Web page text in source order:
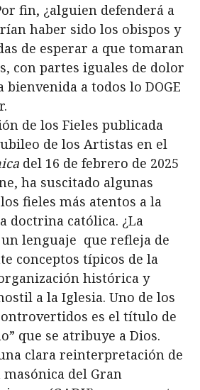
fin, ¿alguien defenderá a
haber sido los obispos y
de esperar a que tomaran
con partes iguales de dolor
a todos lo DOGE
de los Fieles publicada
de los Artistas en el
del 16 de febrero de 2025
ha suscitado algunas
fieles más atentos a la
doctrina católica. ¿La
un lenguaje que refleja de
conceptos típicos de la
histórica y
a la Iglesia. Uno de los
es el título de
que se atribuye a Dios.
clara reinterpretación de
del Gran